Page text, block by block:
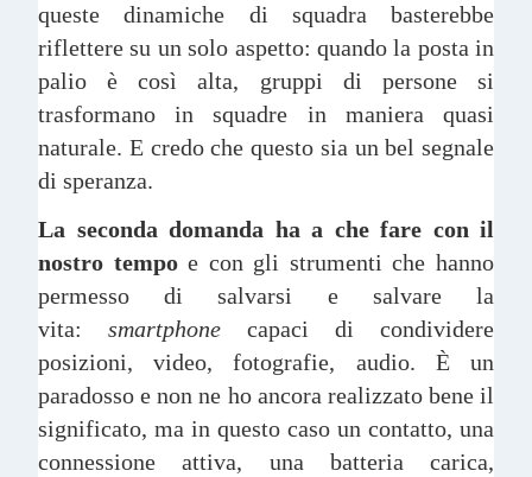
queste dinamiche di squadra basterebbe
riflettere su un solo aspetto: quando la posta in
palio è così alta, gruppi di persone si
trasformano in squadre in maniera quasi
naturale. E credo che questo sia un bel segnale
di speranza.
La seconda domanda ha a che fare con il
nostro tempoe con gli strumenti che hanno
permesso di salvarsi e salvare la
vita: smartphone capaci di condividere
posizioni, video, fotografie, audio. È un
paradosso e non ne ho ancora realizzato bene il
significato, ma in questo caso un contatto, una
connessione attiva, una batteria carica,